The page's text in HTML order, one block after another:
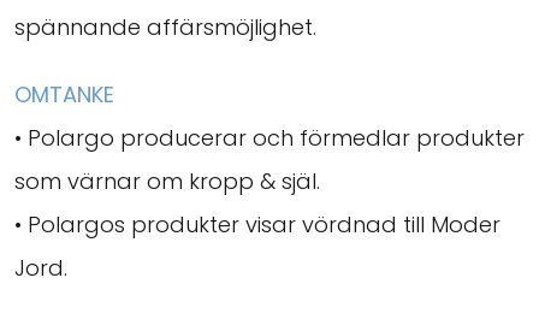
spännande affärsmöjlighet.
OMTANKE
• Polargo producerar och förmedlar produkter
som värnar om kropp & själ.
• Polargos produkter visar vördnad till Moder
Jord.